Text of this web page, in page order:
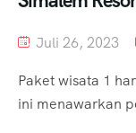
Juli 26, 2023
Paket wisata 1
ini menawarkan